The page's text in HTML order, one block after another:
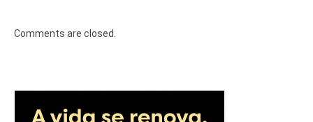
Comments are closed.